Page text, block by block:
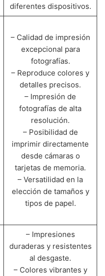
diferentes dispositivos.
– Calidad de impresión
excepcional para
fotografías.
– Reproduce colores y
detalles precisos.
– Impresión de
fotografías de alta
resolución.
– Posibilidad de
imprimir directamente
desde cámaras o
tarjetas de memoria.
– Versatilidad en la
elección de tamaños y
tipos de papel.
– Impresiones
duraderas y resistentes
al desgaste.
– Colores vibrantes y